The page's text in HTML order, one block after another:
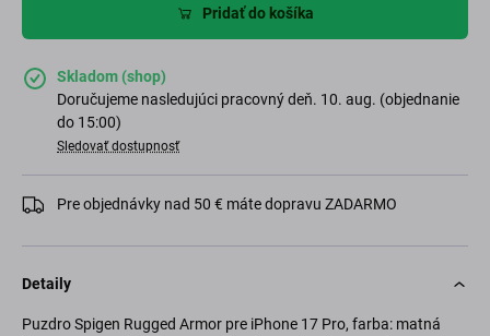
Pridať do košíka
Skladom (shop)
Doručujeme nasledujúci pracovný deň. 10. aug. (objednanie
do 15:00)
Sledovať dostupnosť
Pre objednávky nad 50 € máte dopravu ZADARMO
Detaily
Puzdro Spigen Rugged Armor pre iPhone 17 Pro, farba: matná